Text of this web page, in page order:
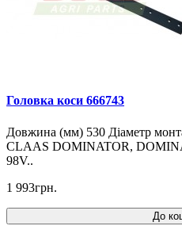
Головка коси 666743
Довжина (мм) 530 Діаметр
CLAAS DOMINATOR,
98V..
1 993грн.
До